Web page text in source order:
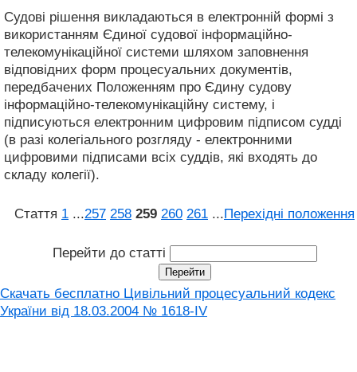
Судові рішення викладаються в електронній формі з
використанням Єдиної судової інформаційно-
телекомунікаційної системи шляхом заповнення
відповідних форм процесуальних документів,
передбачених Положенням про Єдину судову
інформаційно-телекомунікаційну систему, і
підписуються електронним цифровим підписом судді
(в разі колегіального розгляду - електронними
цифровими підписами всіх суддів, які входять до
складу колегії).
Стаття 1 ...257 258 259 260 261 ...Перехідні положення
Перейти до статті
Скачать бесплатно Цивільний процесуальний кодекс
України від 18.03.2004 № 1618-IV